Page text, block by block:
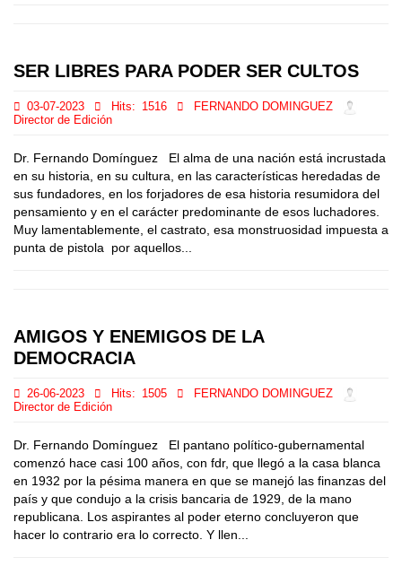
SER LIBRES PARA PODER SER CULTOS
03-07-2023 Hits: 1516
FERNANDO DOMINGUEZ
Director de Edición
Dr. Fernando Domínguez El alma de una nación está incrustada
en su historia, en su cultura, en las características heredadas de
sus fundadores, en los forjadores de esa historia resumidora del
pensamiento y en el carácter predominante de esos luchadores.
Muy lamentablemente, el castrato, esa monstruosidad impuesta a
punta de pistola por aquellos...
AMIGOS Y ENEMIGOS DE LA
DEMOCRACIA
26-06-2023 Hits: 1505
FERNANDO DOMINGUEZ
Director de Edición
Dr. Fernando Domínguez El pantano político-gubernamental
comenzó hace casi 100 años, con fdr, que llegó a la casa blanca
en 1932 por la pésima manera en que se manejó las finanzas del
país y que condujo a la crisis bancaria de 1929, de la mano
republicana. Los aspirantes al poder eterno concluyeron que
hacer lo contrario era lo correcto. Y llen...